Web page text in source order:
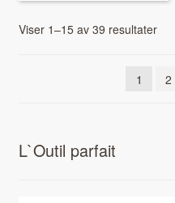
Viser 1–15 av 39 resultater
1 2
L`Outil parfait